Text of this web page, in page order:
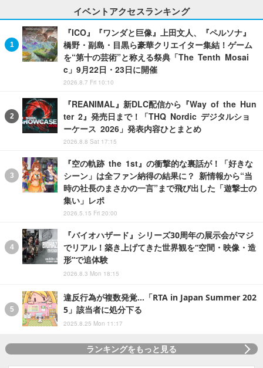
イベントアクセスランキング
『ICO』『ワンダと巨像』上田文人、『ペルソナ』
橋野・副島・目黒ら豪華クリエイター集結！ゲーム
を“第十の芸術”と称える祭典「The Tenth Mosai
c」9月22日・23日に開催
2026.8.7 Fri 10:10
『REANIMAL』新DLC配信から『Way of the Hun
ter 2』発売日まで！「THQ Nordic デジタルショ
ーケース 2026」発表内容ひとまとめ
2026.8.8 Sat 17:15
『空の軌跡 the 1st』の衝撃的な裏話が！「好きな
シーン」は全ファン納得の結果に？ 新情報から“当
時の社長のまさかの一言”まで飛び出した「遊撃士の
集い」レポ
2026.5.15 Fri 20:00
『バイオハザード』シリーズ30周年の展示会がマジ
でリアル！築き上げてきた世界観を“空間・映像・造
形”で追体験
2026.8.3 Mon 18:15
違反行為が複数発覚…「RTA in Japan Summer 202
5」該当者に処分下る
2025.8.25 Mon 11:17
ランキングをもっと見る